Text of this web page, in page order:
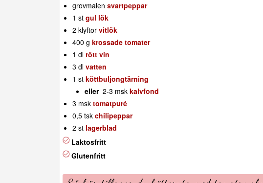
grovmalen svartpeppar
1 st gul lök
2 klyftor vitlök
400 g krossade tomater
1 dl rött vin
3 dl vatten
1 st köttbuljongtärning
eller2-3 msk kalvfond
3 msk tomatpuré
0,5 tsk chilipeppar
2 st lagerblad
Laktosfritt
Glutenfritt